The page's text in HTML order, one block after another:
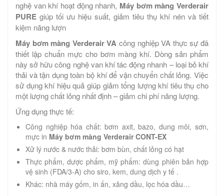
nghệ van khí hoạt động nhanh, Máy bơm màng Verderair
PURE giúp tối ưu hiệu suất, giảm tiêu thụ khí nén và tiết
kiệm năng lượn
Máy bơm màng Verderair VA công nghiệp VA thực sự đã
thiết lập chuẩn mực cho bơm màng khí. Dòng sản phẩm
này sở hữu công nghệ van khí tác động nhanh – loại bỏ khí
thải và tận dụng toàn bộ khí để vận chuyển chất lỏng. Việc
sử dụng khí hiệu quả giúp giảm tổng lượng khí tiêu thụ cho
một lượng chất lỏng nhất định – giảm chi phí năng lượng.
Ứng dụng thực tế:
Công nghiệp hóa chất: bơm axit, bazo, dung môi, sơn,
mực in Máy bơm màng Verderair CONT-EX
Xử lý nước & nước thải: bơm bùn, chất lỏng có hạt
Thực phẩm, dược phẩm, mỹ phẩm: dùng phiên bản hợp
vệ sinh (FDA/3‑A) cho siro, kem, dung dịch y tế .
Khác: nhà máy gốm, in ấn, xăng dầu, lọc hóa dầu…